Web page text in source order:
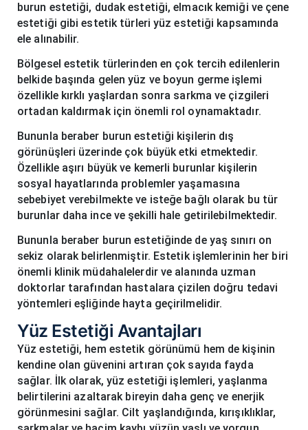
burun estetiği, dudak estetiği, elmacık kemiği ve çene
estetiği gibi estetik türleri yüz estetiği kapsamında
ele alınabilir.
Bölgesel estetik türlerinden en çok tercih edilenlerin
belkide başında gelen yüz ve boyun germe işlemi
özellikle kırklı yaşlardan sonra sarkma ve çizgileri
ortadan kaldırmak için önemli rol oynamaktadır.
Bununla beraber burun estetiği kişilerin dış
görünüşleri üzerinde çok büyük etki etmektedir.
Özellikle aşırı büyük ve kemerli burunlar kişilerin
sosyal hayatlarında problemler yaşamasına
sebebiyet verebilmekte ve isteğe bağlı olarak bu tür
burunlar daha ince ve şekilli hale getirilebilmektedir.
Bununla beraber burun estetiğinde de yaş sınırı on
sekiz olarak belirlenmiştir. Estetik işlemlerinin her biri
önemli klinik müdahalelerdir ve alanında uzman
doktorlar tarafından hastalara çizilen doğru tedavi
yöntemleri eşliğinde hayta geçirilmelidir.
Yüz Estetiği Avantajları
Yüz estetiği, hem estetik görünümü hem de kişinin
kendine olan güvenini artıran çok sayıda fayda
sağlar. İlk olarak, yüz estetiği işlemleri, yaşlanma
belirtilerini azaltarak bireyin daha genç ve enerjik
görünmesini sağlar. Cilt yaşlandığında, kırışıklıklar,